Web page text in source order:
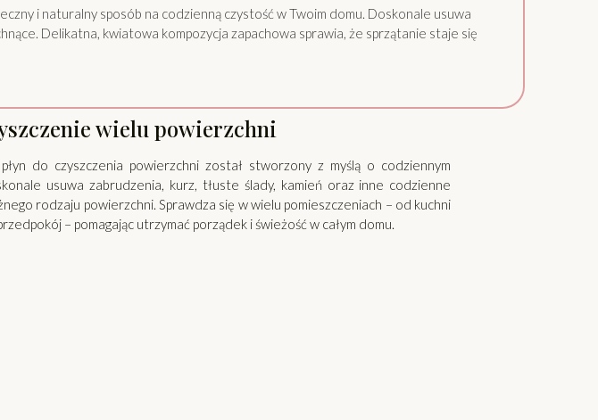
i naturalny sposób na codzienną czystość w Twoim domu. Doskonale usuwa
Delikatna, kwiatowa kompozycja zapachowa sprawia, że sprzątanie staje się
wielu powierzchni
do czyszczenia powierzchni został stworzony z myślą o codziennym
usuwa zabrudzenia, kurz, tłuste ślady, kamień oraz inne codzienne
rodzaju powierzchni. Sprawdza się w wielu pomieszczeniach – od kuchni
– pomagając utrzymać porządek i świeżość w całym domu.